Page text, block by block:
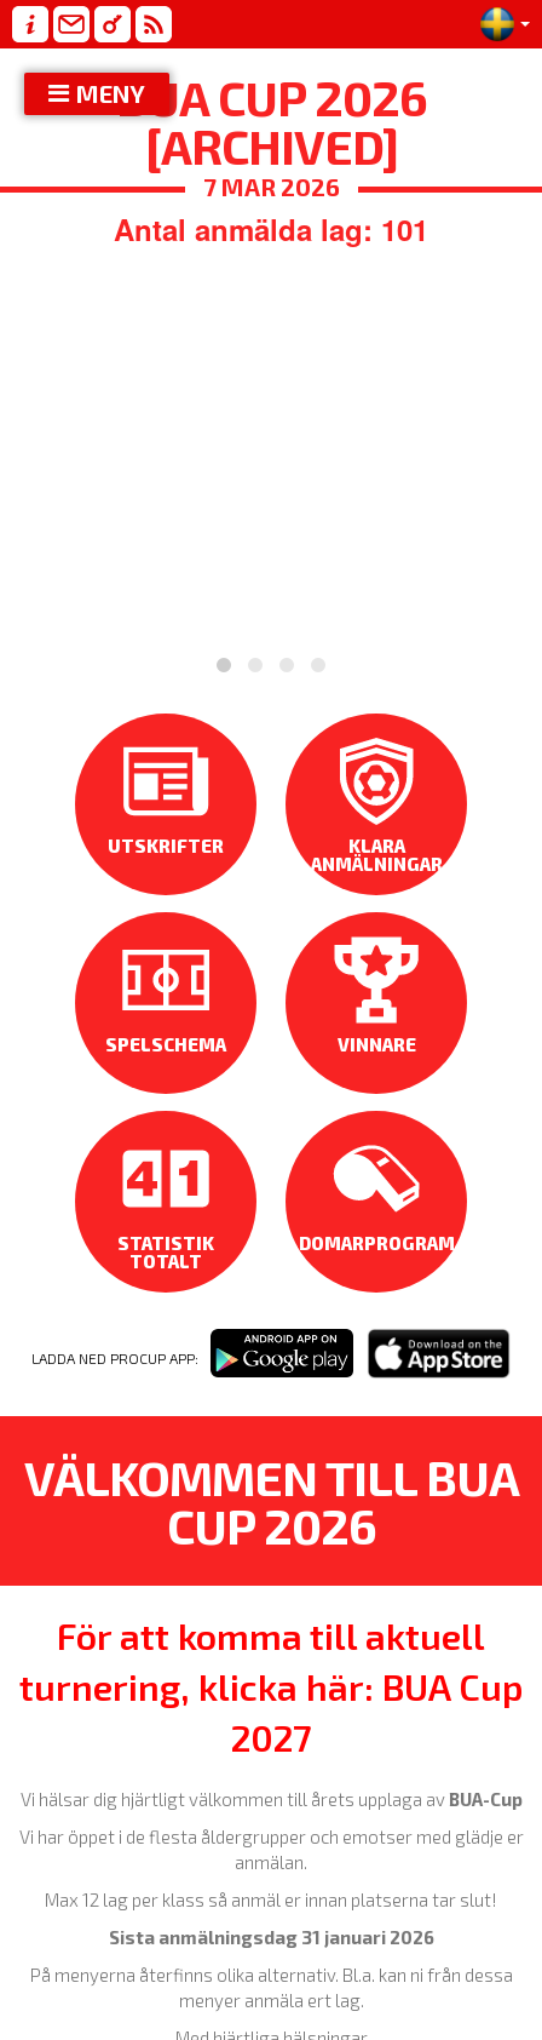
BUA CUP 2026
[ARCHIVED]
7 MAR 2026
Antal anmälda lag: 101
UTSKRIFTER
KLARA
ANMÄLNINGAR
SPELSCHEMA VINNARE
STATISTIK
TOTALT
DOMARPROGRAM
LADDA NED PROCUP APP:
VÄLKOMMEN TILL BUA
CUP 2026
För att komma till aktuell
turnering, klicka här: BUA Cup
2027
Vi hälsar dig hjärtligt välkommen till årets upplaga av BUA-Cup
Vi har öppet i de flesta åldergrupper och emotser med glädje er
anmälan.
Max 12 lag per klass så anmäl er innan platserna tar slut!
Sista anmälningsdag 31 januari 2026
På menyerna återfinns olika alternativ. Bl.a. kan ni från dessa
menyer anmäla ert lag.
MENY